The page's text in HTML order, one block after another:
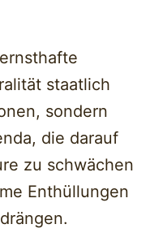
staatlich
sondern
die darauf
zu schwächen
Enthüllungen